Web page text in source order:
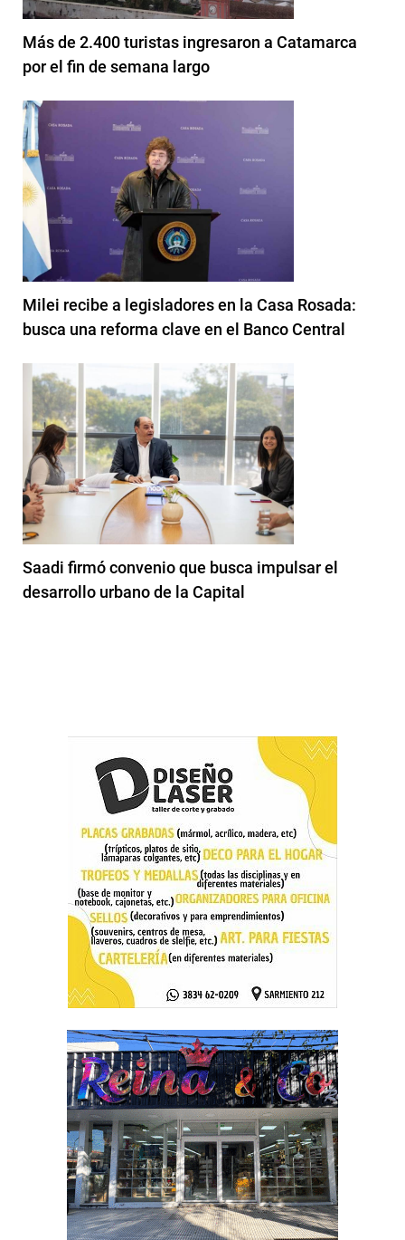
Más de 2.400 turistas ingresaron a Catamarca
por el fin de semana largo
Milei recibe a legisladores en la Casa Rosada:
busca una reforma clave en el Banco Central
Saadi firmó convenio que busca impulsar el
desarrollo urbano de la Capital